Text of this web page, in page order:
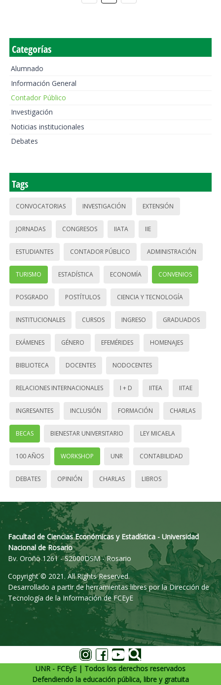
Categorías
Alumnado
Información General
Contador Público
Investigación
Noticias institucionales
Debates
Tags
CONVOCATORIAS INVESTIGACIÓN EXTENSIÓN
JORNADAS CONGRESOS IIATA IIE
ESTUDIANTES CONTADOR PÚBLICO ADMINISTRACIÓN
TURISMO ESTADÍSTICA ECONOMÍA CONVENIOS
POSGRADO POSTÍTULOS CIENCIA Y TECNOLOGÍA
INSTITUCIONALES CURSOS INGRESO GRADUADOS
EXÁMENES GÉNERO EFEMÉRIDES HOMENAJES
BIBLIOTECA DOCENTES NODOCENTES
RELACIONES INTERNACIONALES I + D IITEA IITAE
INGRESANTES INCLUSIÓN FORMACIÓN CHARLAS
BECAS BIENESTAR UNIVERSITARIO LEY MICAELA
100 AÑOS WORKSHOP UNR CONTABILIDAD
DEBATES OPINIÓN CHARLAS LIBROS
Facultad de Ciencias Económicas y Estadística - Universidad
Nacional de Rosario
Bv. Oroño 1261 - S2000DSM - Rosario
Copyright © 2021. All Rights Reserved.
Desarrollado a partir de herramientas libres por la Dirección de
Tecnología de la Información de FCEyE
UNR - FCEyE | Todos los derechos reservados
Defendiendo la educación pública, libre y gratuita